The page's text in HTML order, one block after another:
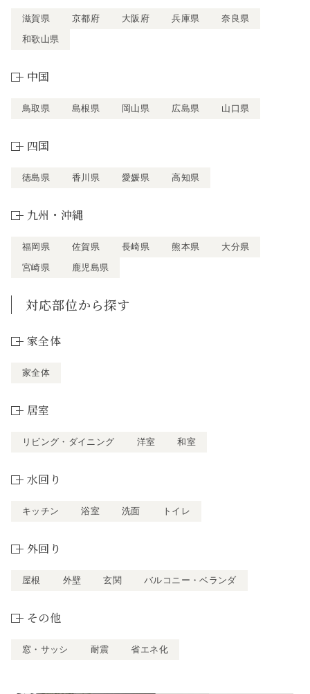
滋賀県 京都府 大阪府 兵庫県
奈良県
和歌山県
中国
鳥取県 島根県 岡山県 広島県 山口県
四国
徳島県 香川県 愛媛県 高知県
九州・沖縄
福岡県 佐賀県 長崎県 熊本県
大分県
宮崎県
鹿児島県
対応部位から探す
家全体
家全体
居室
リビング・ダイニング 洋室 和室
水回り
キッチン 浴室 洗面 トイレ
外回り
屋根 外壁 玄関 バルコニー・ベランダ
その他
窓・サッシ 耐震 省エネ化